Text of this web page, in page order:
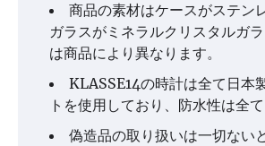
商品の素材はケースがステン
ガラスがミネラルクリスタルガ
は商品により異なります。
KLASSE14の時計は全て日本
トを使用しており、防水性は全
偽造品の取り扱いは一切ない